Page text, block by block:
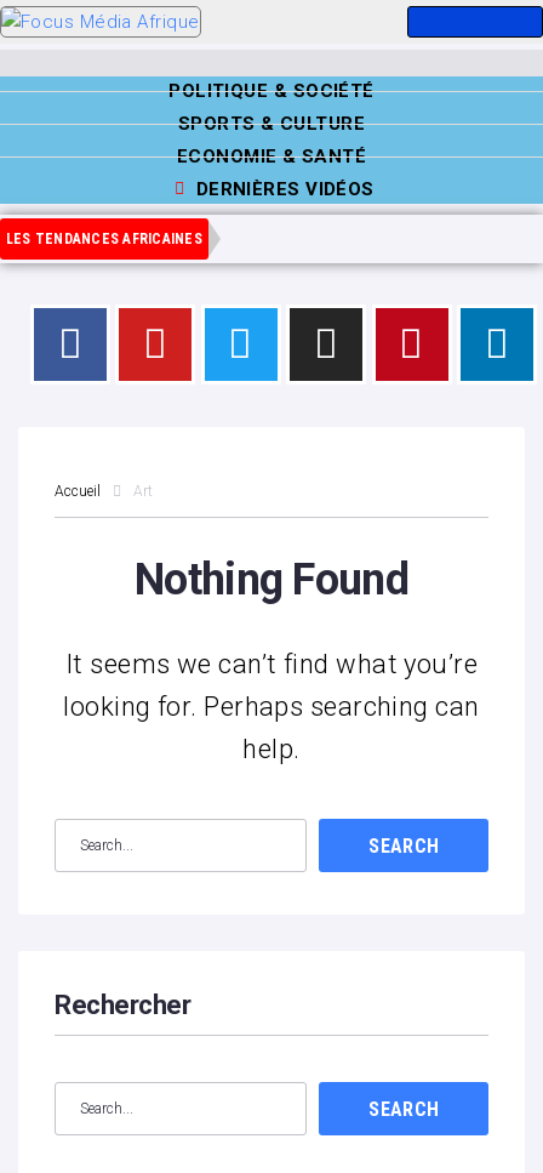
POLITIQUE & SOCIÉTÉ
SPORTS & CULTURE
ECONOMIE & SANTÉ
DERNIÈRES VIDÉOS
LES TENDANCES AFRICAINES
Accueil Art
Nothing Found
It seems we can’t find what you’re
looking for. Perhaps searching can
help.
SEARCH
Rechercher
SEARCH